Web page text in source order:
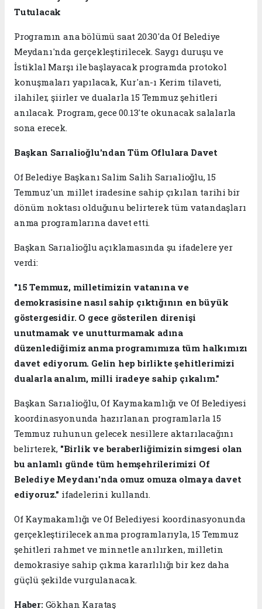
Tutulacak
Programın ana bölümü saat 20.30'da Of Belediye
Meydanı'nda gerçekleştirilecek. Saygı duruşu ve
İstiklal Marşı ile başlayacak programda protokol
konuşmaları yapılacak, Kur'an-ı Kerim tilaveti,
ilahiler, şiirler ve dualarla 15 Temmuz şehitleri
anılacak. Program, gece 00.13'te okunacak salalarla
sona erecek.
Başkan Sarıalioğlu'ndan Tüm Oflulara Davet
Of Belediye Başkanı Salim Salih Sarıalioğlu, 15
Temmuz'un millet iradesine sahip çıkılan tarihi bir
dönüm noktası olduğunu belirterek tüm vatandaşları
anma programlarına davet etti.
Başkan Sarıalioğlu açıklamasında şu ifadelere yer
verdi:
"15 Temmuz, milletimizin vatanına ve
demokrasisine nasıl sahip çıktığının en büyük
göstergesidir. O gece gösterilen direnişi
unutmamak ve unutturmamak adına
düzenlediğimiz anma programımıza tüm halkımızı
davet ediyorum. Gelin hep birlikte şehitlerimizi
dualarla analım, milli iradeye sahip çıkalım."
Başkan Sarıalioğlu, Of Kaymakamlığı ve Of Belediyesi
koordinasyonunda hazırlanan programlarla 15
Temmuz ruhunun gelecek nesillere aktarılacağını
belirterek, "Birlik ve beraberliğimizin simgesi olan
bu anlamlı günde tüm hemşehrilerimizi Of
Belediye Meydanı'nda omuz omuza olmaya davet
ediyoruz." ifadelerini kullandı.
Of Kaymakamlığı ve Of Belediyesi koordinasyonunda
gerçekleştirilecek anma programlarıyla, 15 Temmuz
şehitleri rahmet ve minnetle anılırken, milletin
demokrasiye sahip çıkma kararlılığı bir kez daha
güçlü şekilde vurgulanacak.
Haber: Gökhan Karataş